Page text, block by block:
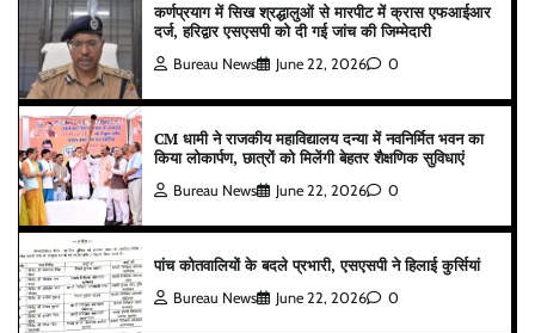
कर्णप्रयाग में सिख श्रद्धालुओं से मारपीट में क्रास एफआईआर
दर्ज, हरिद्वार एसएसपी को दी गई जांच की जिम्मेदारी
Bureau News June 22, 2026 0
CM धामी ने राजकीय महाविद्यालय दन्या में नवनिर्मित भवन का
किया लोकार्पण, छात्रों को मिलेंगी बेहतर शैक्षणिक सुविधाएं
Bureau News June 22, 2026 0
पांच कोतवालियों के बदले प्रभारी, एसएसपी ने हिलाई कुर्सियां
Bureau News June 22, 2026 0